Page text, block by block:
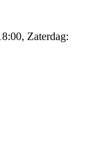
Zaterdag: